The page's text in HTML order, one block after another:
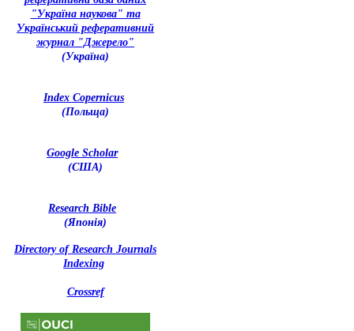
"Україна наукова" та
Український реферативний
журнал "Джерело"
(Україна)
Index Copernicus
(Польща)
Google Scholar
(США)
Research Bible
(Японія)
Directory of Research Journals
Indexing
Crossref